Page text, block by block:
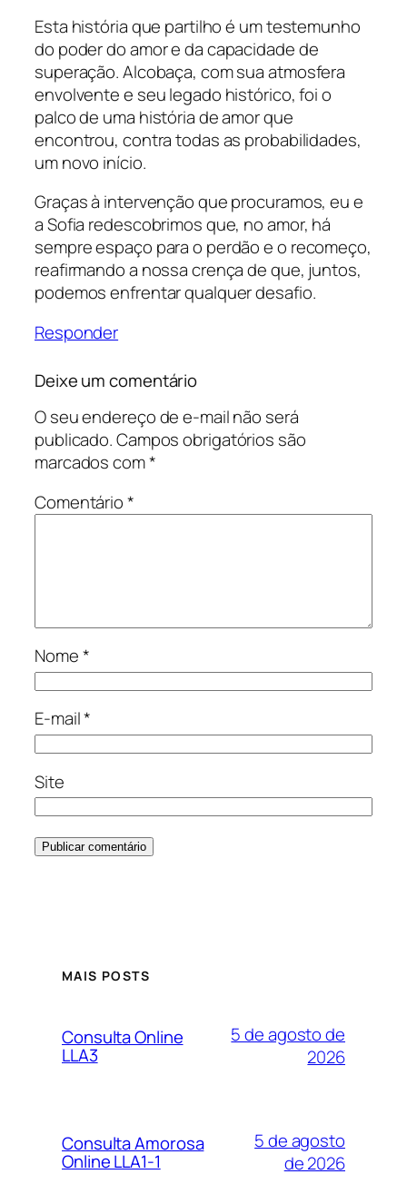
Esta história que partilho é um testemunho
do poder do amor e da capacidade de
superação. Alcobaça, com sua atmosfera
envolvente e seu legado histórico, foi o
palco de uma história de amor que
encontrou, contra todas as probabilidades,
um novo início.
Graças à intervenção que procuramos, eu e
a Sofia redescobrimos que, no amor, há
sempre espaço para o perdão e o recomeço,
reafirmando a nossa crença de que, juntos,
podemos enfrentar qualquer desafio.
Responder
Deixe um comentário
O seu endereço de e-mail não será
publicado.Campos obrigatórios são
marcados com*
Comentário*
Nome*
E-mail*
Site
MAIS POSTS
Consulta Online
LLA3
5 de agosto de
2026
Consulta Amorosa
Online LLA1-1
5 de agosto
de 2026